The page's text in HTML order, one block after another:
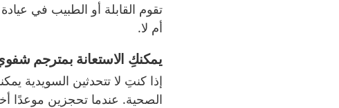
تقوم القابلة أو الطبيب في
أم لا.
يمكنكِ الاستعانة بمترجم
إذا كنتِ لا تتحدثين السويدية
الصحية. عندما تحجزين موعدًا